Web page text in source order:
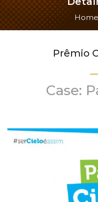
Home
Prêmio
Case: